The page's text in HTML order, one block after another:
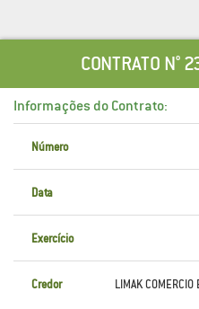
CONTRATO
Informações do Contrato:
Número
Data
Exercício
Credor
LIMAK COMERCIO